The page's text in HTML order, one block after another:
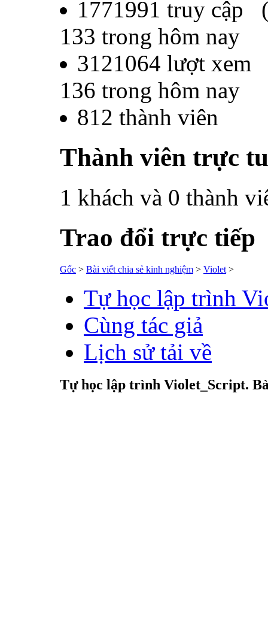
1771991 truy cập
133 trong hôm nay
3121064 lượt xem
136 trong hôm nay
812 thành viên
Thành viên trực
1 khách và 0 thành
Trao đổi trực tiếp
Gốc > Bài viết chia sẻ kinh nghiệm > Violet >
Tự học lập trình
Cùng tác giả
Lịch sử tải về
Tự học lập trình Violet_Script.